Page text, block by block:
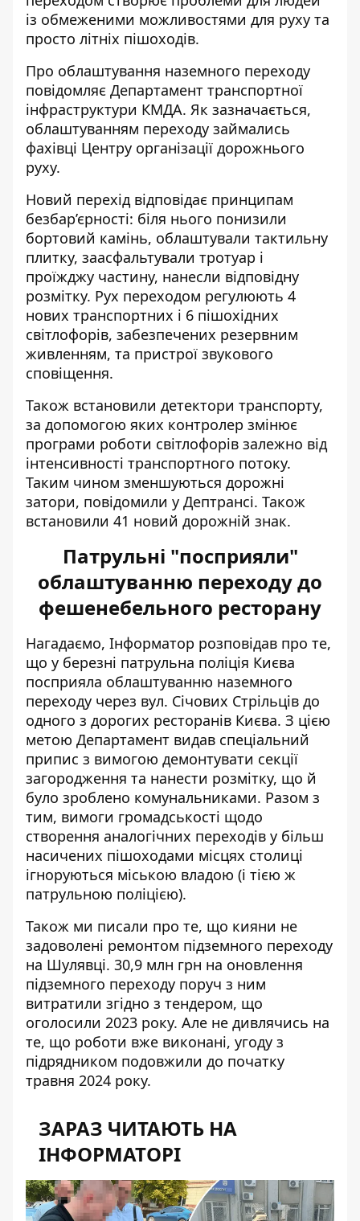
із обмеженими можливостями для руху та
просто літніх пішоходів.
Про облаштування наземного переходу
повідомляє Департамент транспортної
інфраструктури КМДА. Як зазначається,
облаштуванням переходу займались
фахівці Центру організації дорожнього
руху.
Новий перехід відповідає принципам
безбар’єрності: біля нього понизили
бортовий камінь, облаштували тактильну
плитку, заасфальтували тротуар і
проїжджу частину, нанесли відповідну
розмітку. Рух переходом регулюють 4
нових транспортних і 6 пішохідних
світлофорів, забезпечених резервним
живленням, та пристрої звукового
сповіщення.
Також встановили детектори транспорту,
за допомогою яких контролер змінює
програми роботи світлофорів залежно від
інтенсивності транспортного потоку.
Таким чином зменшуються дорожні
затори, повідомили у Дептрансі. Також
встановили 41 новий дорожній знак.
Патрульні "посприяли"
облаштуванню переходу до
фешенебельного ресторану
Нагадаємо, Інформатор розповідав про те,
що у березні патрульна поліція Києва
посприяла облаштуванню наземного
переходу через вул. Січових Стрільців до
одного з дорогих ресторанів Києва. З цією
метою Департамент видав спеціальний
припис з вимогою демонтувати секції
загородження та нанести розмітку, що й
було зроблено комунальниками. Разом з
тим, вимоги громадськості щодо
створення аналогічних переходів у більш
насичених пішоходами місцях столиці
ігноруються міською владою (і тією ж
патрульною поліцією).
Також ми писали про те, що кияни не
задоволені ремонтом підземного переходу
на Шулявці. 30,9 млн грн на оновлення
підземного переходу поруч з ним
витратили згідно з тендером, що
оголосили 2023 року. Але не дивлячись на
те, що роботи вже виконані, угоду з
підрядником подовжили до початку
травня 2024 року.
ЗАРАЗ ЧИТАЮТЬ НА
ІНФОРМАТОРІ